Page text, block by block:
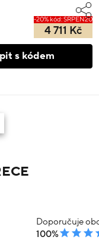
-20% kód: SRPEN20
4 711 Kč
s kódem
Doporučuje
100%